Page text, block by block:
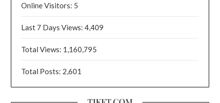
Online Visitors: 5
Last 7 Days Views:4,409
Total Views: 1,160,795
Total Posts: 2,601